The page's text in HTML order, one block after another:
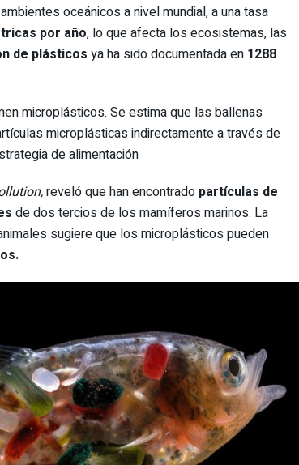
oceánicos a nivel mundial, a una tasa
por año, lo que afecta los ecosistemas, las
de plásticos ya ha sido documentada en 1288
microplásticos. Se estima que las ballenas
microplásticas indirectamente a través de
de alimentación
,reveló que han encontrado partículas de
de dos tercios de los mamíferos marinos. La
sugiere que los microplásticos pueden